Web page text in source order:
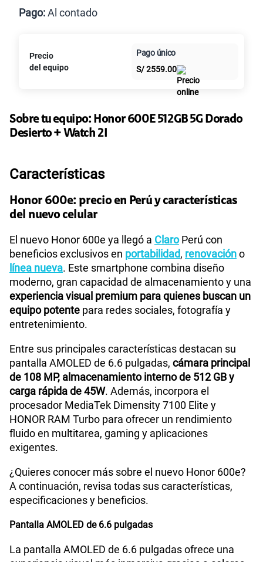
10GBen alta velocidad
Pago:Al contado
Al contado Cuotas Claro
Precio
del equipo
Pago único
S/2559.00
Sobre tu equipo: Honor 600E 512GB 5G Dorado
Desierto + Watch 2I
Características
Honor 600e: precio en Perú y características
del nuevo celular
El nuevo Honor 600e ya llegó a ClaroPerú con
beneficios exclusivos en portabilidad, renovacióno
línea nueva. Este smartphone combina diseño
moderno, gran capacidad de almacenamiento y una
experiencia visual premium para quienes buscan un
equipo potente para redes sociales, fotografía y
entretenimiento.
Entre sus principales características destacan su
pantalla AMOLED de 6.6 pulgadas, cámara principal
de 108 MP, almacenamiento interno de 512 GB y
carga rápida de 45W. Además, incorpora el
procesador MediaTek Dimensity 7100 Elite y
HONOR RAM Turbo para ofrecer un rendimiento
fluido en multitarea, gaming y aplicaciones
exigentes.
¿Quieres conocer más sobre el nuevo Honor 600e?
A continuación, revisa todas sus características,
especificaciones y beneficios.
Pantalla AMOLED de 6.6 pulgadas
La pantalla AMOLED de 6.6 pulgadas ofrece una